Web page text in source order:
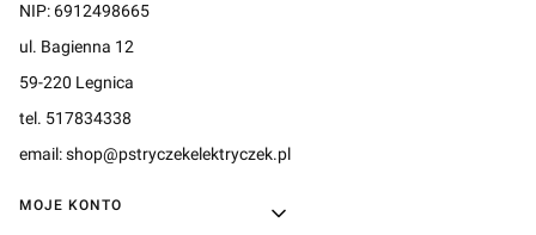
NIP: 6912498665
ul. Bagienna 12
59-220 Legnica
tel. 517834338
email: shop@pstryczekelektryczek.pl
Linki w stopce
MOJE KONTO